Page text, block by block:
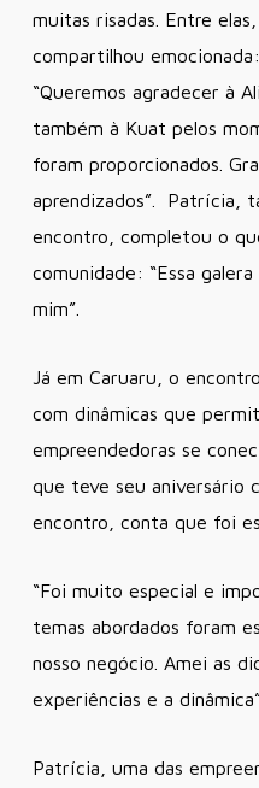
muitas risadas. Entre
compartilhou emocionada:
“Queremos agradecer à
também à Kuat pelos
foram proporcionados.
aprendizados”. Patrícia,
encontro, completou o
comunidade: “Essa
mim”.
Já em Caruaru, o
com dinâmicas que
empreendedoras se
que teve seu aniversário
encontro, conta que foi
“Foi muito especial e
temas abordados foram
nosso negócio. Amei as
experiências e a
Patrícia,
uma das